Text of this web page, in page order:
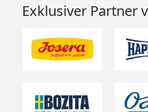
Exklusiver Partner